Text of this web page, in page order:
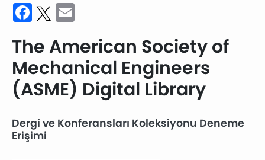
Facebook
Twitter
The American Society of
Mechanical Engineers
(ASME) Digital Library
Dergi ve Konferansları Koleksiyonu Deneme
Erişimi